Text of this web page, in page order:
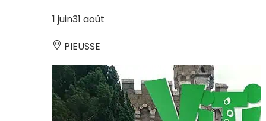
1 juin31 août
PIEUSSE